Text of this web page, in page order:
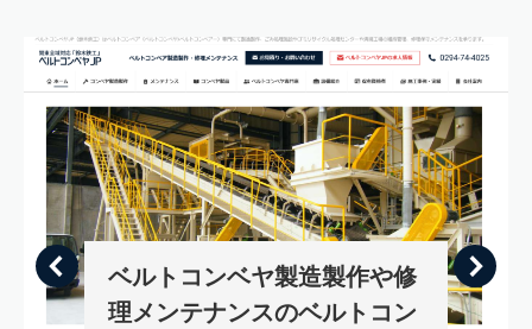
ベルトコンベヤ製造製作や修
理メンテナンスのベルトコン